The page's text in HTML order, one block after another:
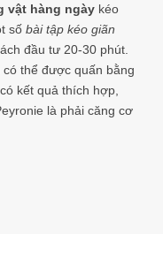
vật hàng ngàykéo
số bài tập kéo giãn
đầu tư 20-30 phút.
thể được quấn bằng
kết quả thích hợp,
là phải căng cơ